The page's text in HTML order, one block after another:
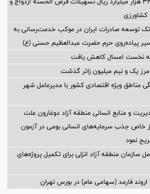
کشاورزی
توسعه صادرات ایران در موکب خدمت‌رسانی به
پیاده‌روی حرم حضرت عبدالعظیم حسنی (ع)
نخست امسال کاهش یافت
یک و نیم میلیون زائر گذشت
مناطق ویژه اقتصادی کشور با مدیرعامل شهر
و منابع انسانی منطقه آزاد دوغارون علت
خاص جذب سرمایه‌های انسانی بومی در آزمون
نمود
سازمان منطقه آزاد انزلی برای تكمیل پروژه‌های
فارمد (سهامی عام) در بورس تهران